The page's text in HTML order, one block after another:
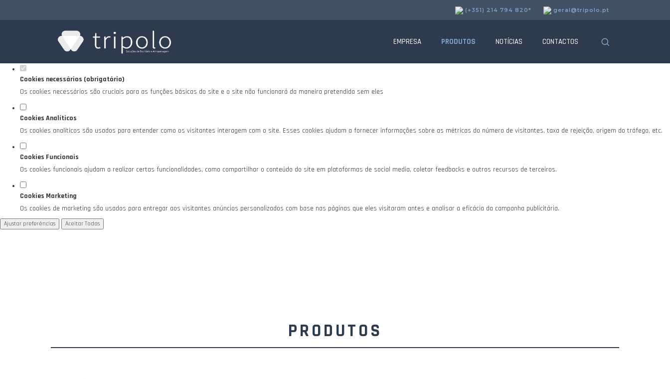
Este website utiliza cookies estritamente necessários, analíticos e funcionais, para lhe oferecer uma boa experiência de navegação e acesso a todas as funcionalidades.
política de privacidade e de Cookies.
Cookies necessários (obrigatório)
Os cookies necessários são cruciais para as funções básicas do site e o site não funcionará da maneira pretendida sem eles
Cookies Analíticos
Os cookies analíticos são usados para entender como os visitantes interagem com o site. Esses cookies ajudam a fornecer informações sobre as métricas do número de visitantes, taxa de rejeição, origem do tráfego, etc.
Cookies Funcionais
Os cookies funcionais ajudam a realizar certas funcionalidades, como compartilhar o conteúdo do site em plataformas de social media, coletar feedbacks e outros recursos de terceiros.
Cookies Marketing
Os cookies de marketing são usados para entregar aos visitantes anúncios personalizados com base nas páginas que eles visitaram antes e analisar a eficácia da campanha publicitária.
Ajustar preferências Aceitar Todos
(+351) 214 794 820* geral@tripolo.pt
EMPRESA PRODUTOS NOTÍCIAS CONTACTOS
PRODUTOS